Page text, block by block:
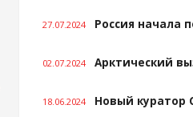
27.07.2024 Россия начала
02.07.2024 Арктический
18.06.2024 Новый куратор